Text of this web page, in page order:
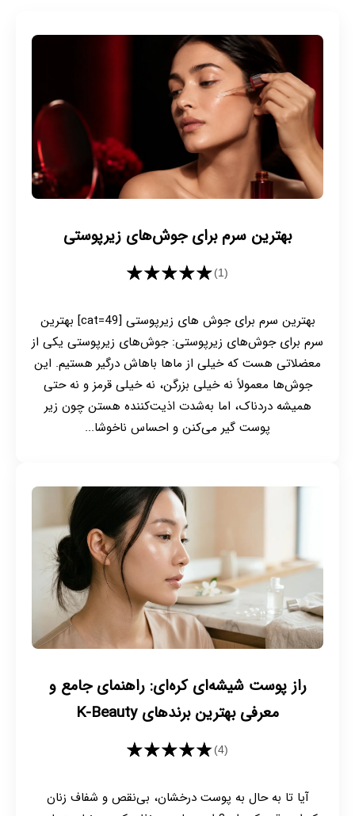
بهترین سرم برای جوش‌های زیرپوستی
★★★★★(1)
بهترین سرم برای جوش های زیرپوستی [cat=49] بهترین
سرم برای جوش‌های زیرپوستی: جوش‌های زیرپوستی یکی از
معضلاتی هست که خیلی از ماها باهاش درگیر هستیم. این
جوش‌ها معمولاً نه خیلی بزرگن، نه خیلی قرمز و نه حتی
همیشه دردناک، اما به‌شدت اذیت‌کننده هستن چون زیر
پوست گیر می‌کنن و احساس ناخوشا...
راز پوست شیشه‌ای کره‌ای: راهنمای جامع و
معرفی بهترین برندهای K-Beauty
★★★★★(4)
آیا تا به حال به پوست درخشان، بی‌نقص و شفاف زنان